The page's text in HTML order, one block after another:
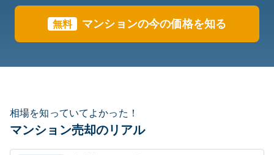
無料 マンションの今の価格を知る
相場を知っていてよかった！
マンション売却のリアル